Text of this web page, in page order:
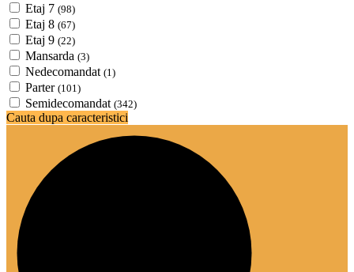
Etaj 7 (98)
Etaj 8 (67)
Etaj 9 (22)
Mansarda (3)
Nedecomandat (1)
Parter (101)
Semidecomandat (342)
Cauta dupa caracteristici